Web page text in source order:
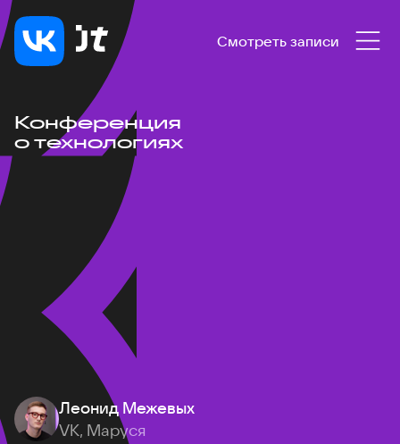
Смотреть записи
Конференция
о технологиях
Леонид Межевых
VK, Маруся